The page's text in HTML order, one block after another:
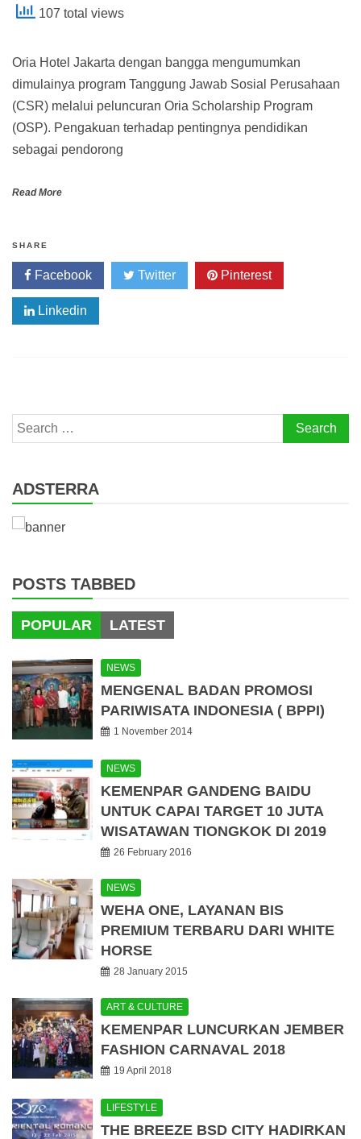
107 total views
Oria Hotel Jakarta dengan bangga mengumumkan
dimulainya program Tanggung Jawab Sosial Perusahaan
(CSR) melalui peluncuran Oria Scholarship Program
(OSP). Pengakuan terhadap pentingnya pendidikan
sebagai pendorong
Read More
SHARE
Facebook Twitter Pinterest
Linkedin
Search
for:
ADSTERRA
POSTS TABBED
POPULAR LATEST
NEWS
MENGENAL BADAN PROMOSI
PARIWISATA INDONESIA ( BPPI)
1 November 2014
NEWS
KEMENPAR GANDENG BAIDU
UNTUK CAPAI TARGET 10 JUTA
WISATAWAN TIONGKOK DI 2019
26 February 2016
NEWS
WEHA ONE, LAYANAN BIS
PREMIUM TERBARU DARI WHITE
HORSE
28 January 2015
ART & CULTURE
KEMENPAR LUNCURKAN JEMBER
FASHION CARNAVAL 2018
19 April 2018
LIFESTYLE
THE BREEZE BSD CITY HADIRKAN